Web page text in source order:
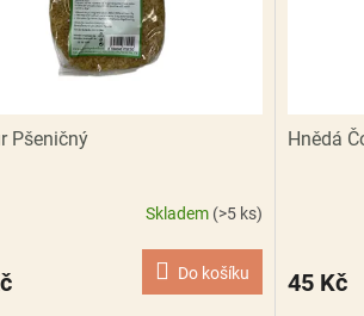
Pšeničný
Skladem (>5 ks)
Do košíku
Hnědá
45 Kč